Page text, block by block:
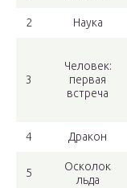
2 Наука
3
Человек:
первая
встреча
4 Дракон
5
Осколок
льда